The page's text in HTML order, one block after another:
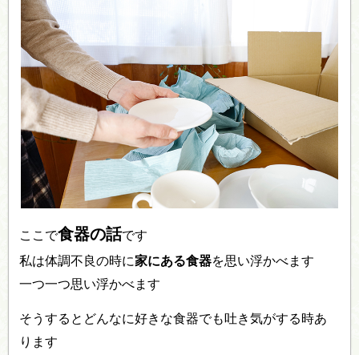
ここで食器の話です
私は体調不良の時に家にある食器を思い浮かべます
一つ一つ思い浮かべます
そうするとどんなに好きな食器でも吐き気がする時あ
ります